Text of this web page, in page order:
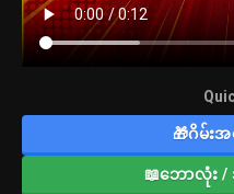
🎁ဂိမ်း
📖ဘောလုံး